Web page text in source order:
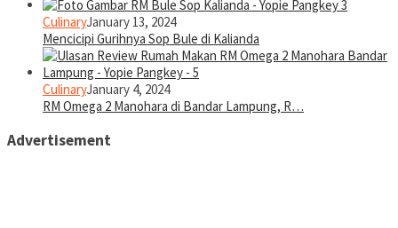
CulinaryJanuary 13, 2024
Mencicipi Gurihnya Sop Bule di Kalianda
CulinaryJanuary 4, 2024
RM Omega 2 Manohara di Bandar Lampung, R…
Advertisement